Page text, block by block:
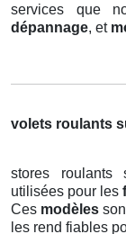
services que
dépannage, et
volets roulants
stores roulants
utilisées pour les
Ces modèles
les rend fiables